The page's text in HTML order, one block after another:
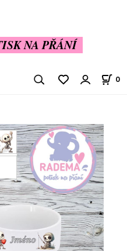
NA PŘÁNÍ
0